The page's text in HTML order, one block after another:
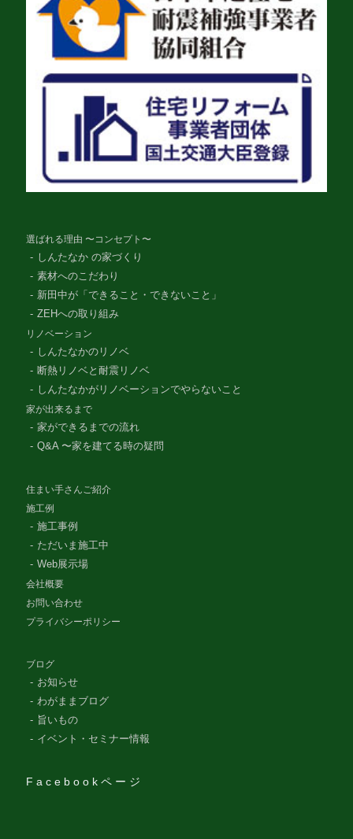
選ばれる理由 〜コンセプト〜
しんたなか の家づくり
素材へのこだわり
新田中が「できること・できないこと」
ZEHへの取り組み
リノベーション
しんたなかのリノベ
断熱リノベと耐震リノベ
しんたなかがリノベーションでやらないこと
家が出来るまで
家ができるまでの流れ
Q&A 〜家を建てる時の疑問
住まい手さんご紹介
施工例
施工事例
ただいま施工中
Web展示場
会社概要
お問い合わせ
プライバシーポリシー
ブログ
お知らせ
わがままブログ
旨いもの
イベント・セミナー情報
Facebookページ